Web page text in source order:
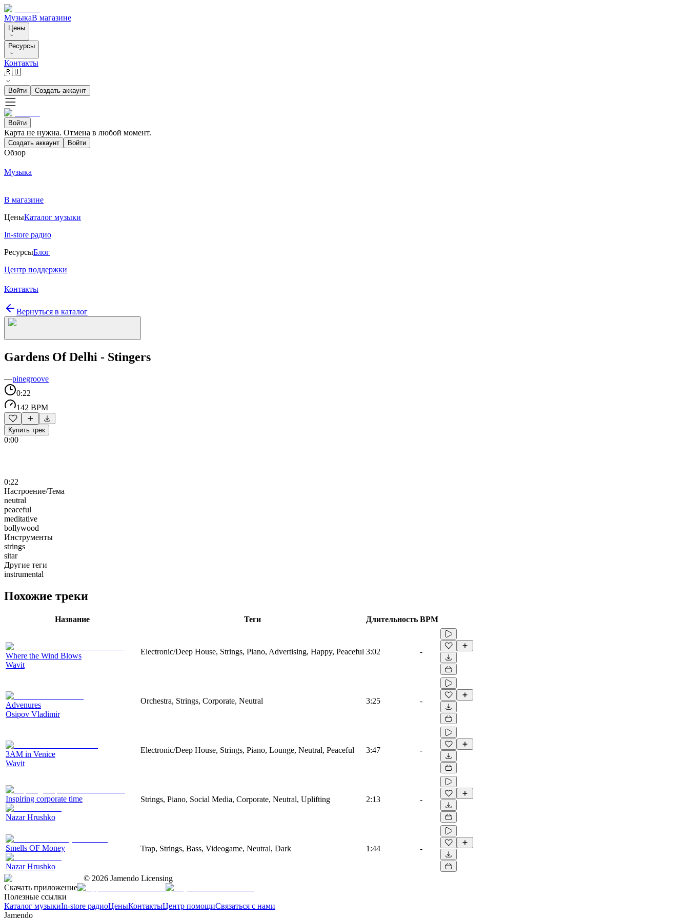
МузыкаВ магазине
Цены
Ресурсы
Контакты
🇷🇺
Войти Создать аккаунт
Войти
Карта не нужна. Отмена в любой момент.
Создать аккаунт Войти
Обзор
Музыка
В магазине
ЦеныКаталог музыки
In-store радио
РесурсыБлог
Центр поддержки
Контакты
Вернуться в каталог
Gardens Of Delhi - Stingers
—pinegroove
0:22
142 BPM
Купить трек
0:00
0:22
Настроение/Тема
neutral
peaceful
meditative
bollywood
Инструменты
strings
sitar
Другие теги
instrumental
Похожие треки
Название Теги Длительность BPM
Where the Wind Blows
Wavit
Electronic/Deep House, Strings, Piano, Advertising, Happy, Peaceful 3:02 -
Advenures
Osipov Vladimir
Orchestra, Strings, Corporate, Neutral 3:25 -
3AM in Venice
Wavit
Electronic/Deep House, Strings, Piano, Lounge, Neutral, Peaceful 3:47 -
Inspiring corporate time
Nazar Hrushko
Strings, Piano, Social Media, Corporate, Neutral, Uplifting 2:13 -
Smells OF Money
Nazar Hrushko
Trap, Strings, Bass, Videogame, Neutral, Dark 1:44 -
© 2026 Jamendo Licensing
Скачать приложение
Полезные ссылки
Каталог музыкиIn-store радиоЦеныКонтактыЦентр помощиСвязаться с нами
Jamendo